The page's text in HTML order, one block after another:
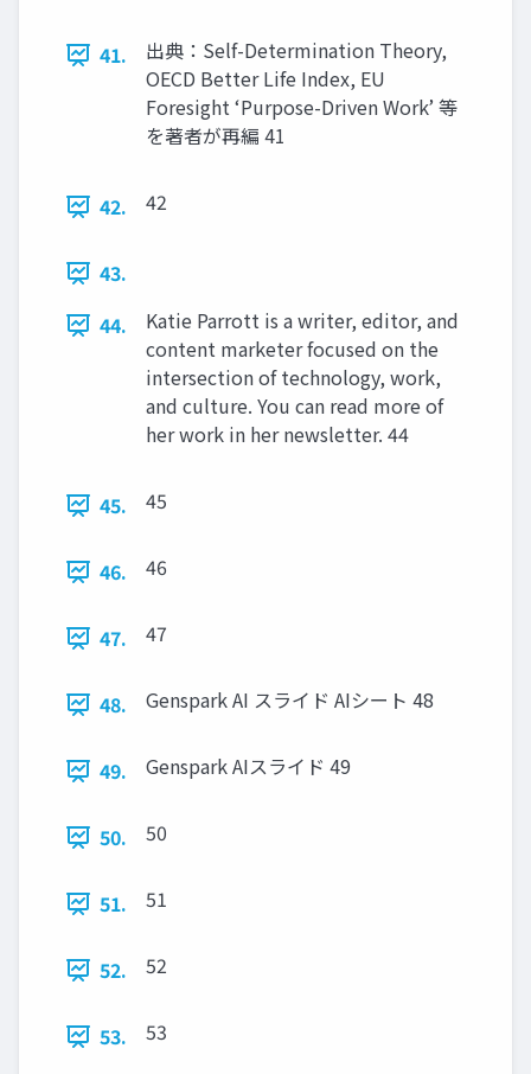
41.
出典：Self-Determination Theory,
OECD Better Life Index, EU
Foresight ‘Purpose-Driven Work’ 等
を著者が再編 41
42. 42
43.
44.
Katie Parrott is a writer, editor, and
content marketer focused on the
intersection of technology, work,
and culture. You can read more of
her work in her newsletter. 44
45. 45
46. 46
47. 47
48. Genspark AI スライド AIシート 48
49. Genspark AIスライド 49
50. 50
51. 51
52. 52
53. 53